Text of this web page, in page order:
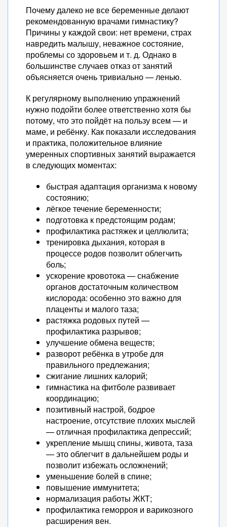
Почему далеко не все беременные делают
рекомендованную врачами гимнастику?
Причины у каждой свои: нет времени, страх
навредить малышу, неважное состояние,
проблемы со здоровьем и т. д. Однако в
большинстве случаев отказ от занятий
объясняется очень тривиально — ленью.
К регулярному выполнению упражнений
нужно подойти более ответственно хотя бы
потому, что это пойдёт на пользу всем — и
маме, и ребёнку. Как показали исследования
и практика, положительное влияние
умеренных спортивных занятий выражается
в следующих моментах:
быстрая адаптация организма к новому
состоянию;
лёгкое течение беременности;
подготовка к предстоящим родам;
профилактика растяжек и целлюлита;
тренировка дыхания, которая в
процессе родов позволит облегчить
боль;
ускорение кровотока — снабжение
органов достаточным количеством
кислорода: особенно это важно для
плаценты и малого таза;
растяжка родовых путей —
профилактика разрывов;
улучшение обмена веществ;
разворот ребёнка в утробе для
правильного предлежания;
сжигание лишних калорий;
гимнастика на фитболе развивает
координацию;
позитивный настрой, бодрое
настроение, отсутствие плохих мыслей
— отличная профилактика депрессий;
укрепление мышц спины, живота, таза
— это облегчит в дальнейшем роды и
позволит избежать осложнений;
уменьшение болей в спине;
повышение иммунитета;
нормализация работы ЖКТ;
профилактика геморроя и варикозного
расширения вен.